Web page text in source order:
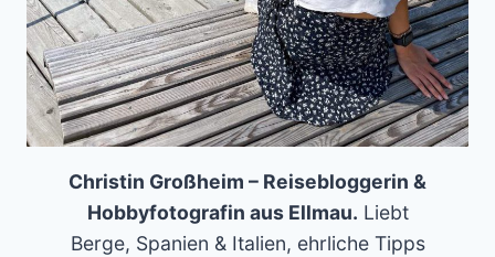
Christin Großheim – Reisebloggerin &
Hobbyfotografin aus Ellmau. Liebt
Berge, Spanien & Italien, ehrliche Tipps